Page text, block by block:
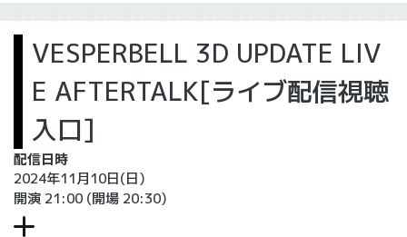
VESPERBELL 3D UPDATE LIV
E AFTERTALK[ライブ配信視聴
入口]
配信日時
2024年11月10日(日)
開演 21:00 (開場 20:30)